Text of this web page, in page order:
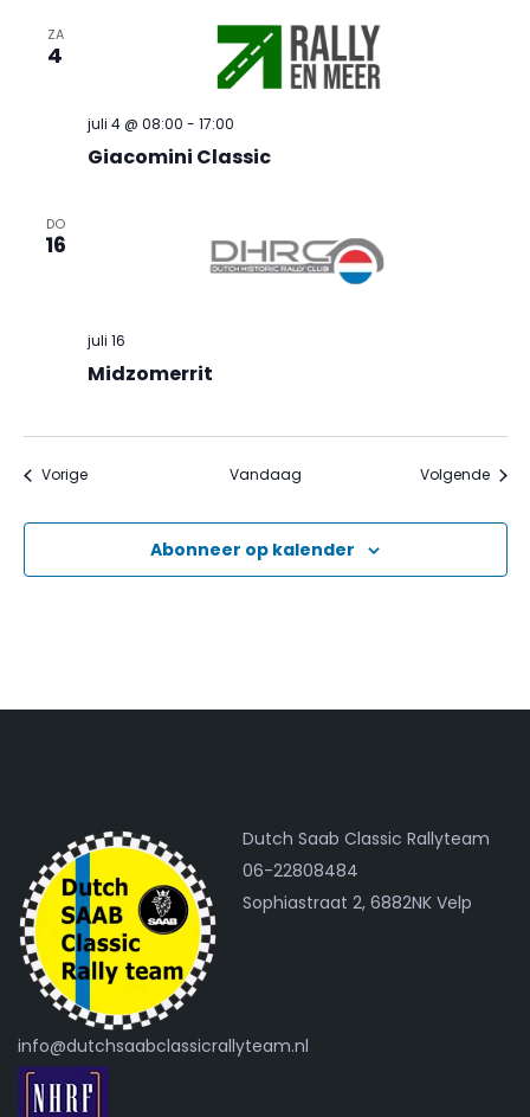
ZA
4
Giacomini Classic
juli 4 @ 08:00 - 17:00
DO
16
Midzomerrit
juli 16
VorigeEvenementen Vandaag Volgende
Abonneer op kalender
Dutch Saab Classic Rallyteam
06-22808484
Sophiastraat 2, 6882NK Velp
info@dutchsaabclassicrallyteam.nl